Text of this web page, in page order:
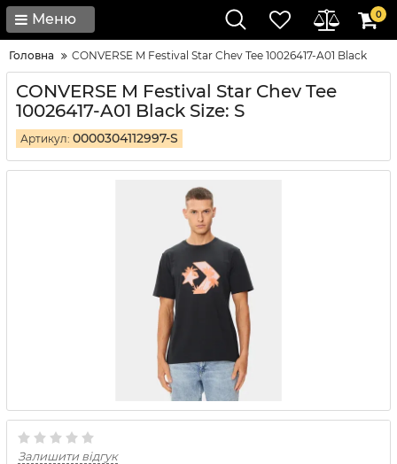
Меню 0
Головна CONVERSE M Festival Star Chev Tee 10026417-A01 Black
CONVERSE M Festival Star Chev Tee
10026417-A01 Black Size: S
Артикул: 0000304112997-S
Залишити відгук